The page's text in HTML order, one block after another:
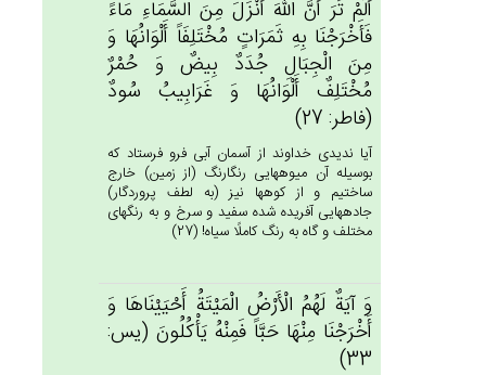
أَلَم‌ْ تَرَ أَن‌َّ الله‌َ أَنْزَل‌َ مِن‌َ السَّمَاءِ مَاءً
فَأَخْرَجْنَا بِه‌ِ ثَمَرَات‌ٍ مُخْتَلِفَاً أَلْوَانُهَا وَ
مِن‌َ الْجِبَال‌ِ جُدَدٌ بِيض‌ٌ وَ حُمْرٌ
مُخْتَلِف‌ٌ أَلْوَانُهَا وَ غَرَابِيب‌ُ سُودٌ
(فاطر: 27)
آيا نديدى خداوند از آسمان آبى فرو فرستاد كه
بوسيله آن ميوه‏هايى رنگارنگ (از زمين) خارج
ساختيم و از كوه‏ها نيز (به لطف پروردگار)
جاده‏هايى آفريده شده سفيد و سرخ و به رنگهاى
مختلف و گاه به رنگ كاملًا سياه! (27)
وَ آيَة‌ٌ لَهُم‌ُ الْأَرْض‌ُ الْمَيْتَة‌ُ أَحْيَيْنَاهَا وَ
أَخْرَجْنَا مِنْهَا حَبَّاً فَمِنْه‌ُ يَأْكُلُون‌َ (يس:
33)